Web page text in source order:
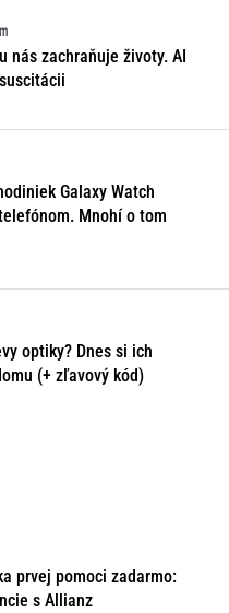
nás zachraňuje životy. AI
Galaxy Watch
Mnohí o tom
optiky? Dnes si ich
(+ zľavový kód)
prvej pomoci zadarmo:
s Allianz